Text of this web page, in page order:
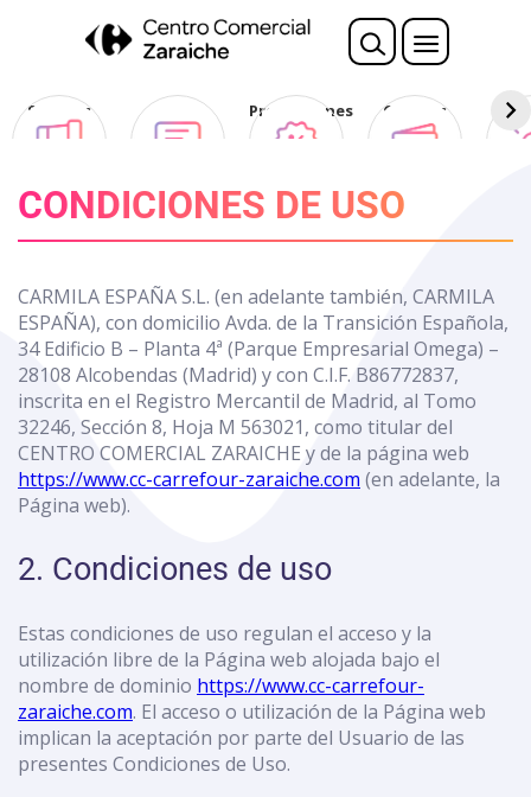
incluye
de
accesibilidad.
Sorteos Opina Promociones
Ofertas
Club
CONDICIONES DE USO
CARMILA ESPAÑA S.L. (en adelante también, CARMILA
ESPAÑA), con domicilio Avda. de la Transición Española,
34 Edificio B – Planta 4ª (Parque Empresarial Omega) –
28108 Alcobendas (Madrid) y con C.I.F. B86772837,
inscrita en el Registro Mercantil de Madrid, al Tomo
32246, Sección 8, Hoja M 563021, como titular del
CENTRO COMERCIAL ZARAICHE y de la página web
https://www.cc-carrefour-zaraiche.com (en adelante, la
Página web).
2. Condiciones de uso
Estas condiciones de uso regulan el acceso y la
utilización libre de la Página web alojada bajo el
nombre de dominio https://www.cc-carrefour-
zaraiche.com. El acceso o utilización de la Página web
implican la aceptación por parte del Usuario de las
presentes Condiciones de Uso.